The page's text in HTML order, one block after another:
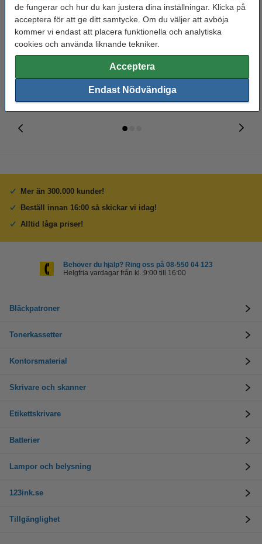
de fungerar och hur du kan justera dina inställningar. Klicka på
acceptera för att ge ditt samtycke. Om du väljer att avböja
kommer vi endast att placera funktionella och analytiska
cookies och använda liknande tekniker.
Acceptera
Endast Nödvändiga
Märkpenna permanent 2.5mm |
123ink | 4st
Lamineringsfickor A4 80 mik. |
blank | 123ink 100st
Mer än 300.000 kunder!
Beställ innan 16:00 så skickar vi idag!
Alltid låga priser!
Behöver du hjälp? Ring oss på 08-550 04 123
Helgfria vardagar från kl. 9:00 till 16:00
Bläckpatroner
Tonerkassetter
Kontorsmaterial
Skrivare och skanner
Etikettskrivare
Batterier
Lampor och belysning
123ink.se
Tillgänglighet